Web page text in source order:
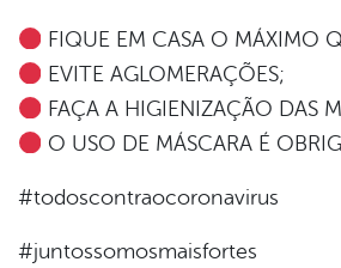
FIQUE EM CASA O MÁXIMO
EVITE AGLOMERAÇÕES;
FAÇA A HIGIENIZAÇÃO DAS
O USO DE MÁSCARA É
#todoscontraocoronavirus
#juntossomosmaisfortes